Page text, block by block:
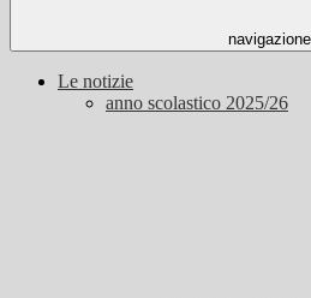
navigazione
Le notizie
anno scolastico 2025/26